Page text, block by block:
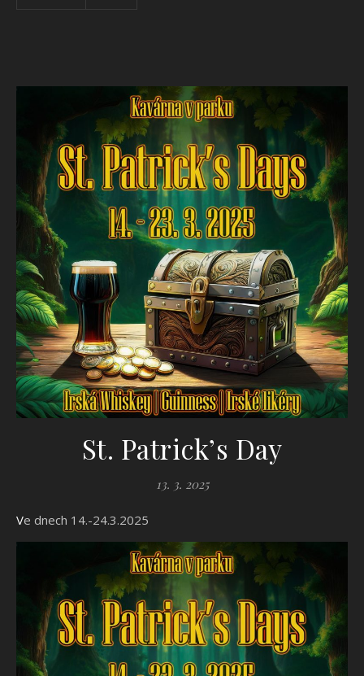
St. Patrick’s Day
13. 3. 2025
Ve dnech 14.-24.3.2025